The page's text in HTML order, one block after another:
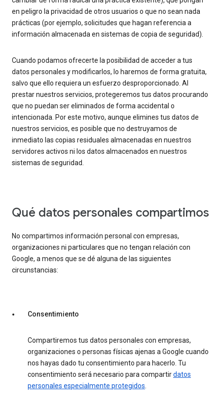
en peligro la privacidad de otros usuarios o que no sean nada
prácticas (por ejemplo, solicitudes que hagan referencia a
información almacenada en sistemas de copia de seguridad).
Cuando podamos ofrecerte la posibilidad de acceder a tus
datos personales y modificarlos, lo haremos de forma gratuita,
salvo que ello requiera un esfuerzo desproporcionado. Al
prestar nuestros servicios, protegeremos tus datos procurando
que no puedan ser eliminados de forma accidental o
intencionada. Por este motivo, aunque elimines tus datos de
nuestros servicios, es posible que no destruyamos de
inmediato las copias residuales almacenadas en nuestros
servidores activos ni los datos almacenados en nuestros
sistemas de seguridad.
Qué datos personales compartimos
No compartimos información personal con empresas,
organizaciones ni particulares que no tengan relación con
Google, a menos que se dé alguna de las siguientes
circunstancias:
Consentimiento
Compartiremos tus datos personales con empresas,
organizaciones o personas físicas ajenas a Google cuando
nos hayas dado tu consentimiento para hacerlo. Tu
consentimiento será necesario para compartirdatos
personales especialmente protegidos.